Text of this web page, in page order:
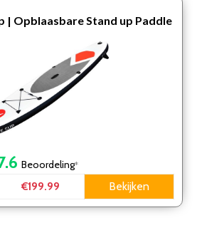
| Opblaasbare Stand up Paddle
| Stevige kwaliteit | 305cm lang |
Beoordeling*
€199.99 Bekijken